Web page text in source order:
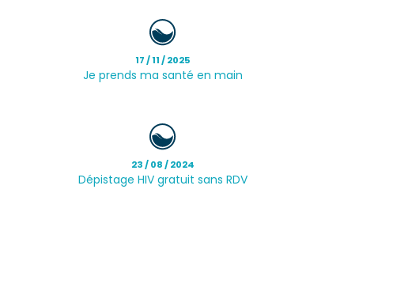
17 / 11 / 2025
Je prends ma santé en main
23 / 08 / 2024
Dépistage HIV gratuit sans RDV